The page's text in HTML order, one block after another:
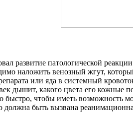
развитие патологической
наложить венозный жгут,
или яда в системный
дышит, какого цвета его кожные
чтобы иметь возможность
быть вызвана